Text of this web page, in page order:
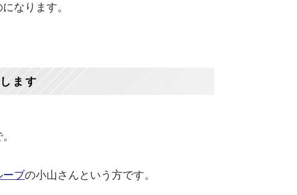
なります。
ます
ーブの小山さんという方です。